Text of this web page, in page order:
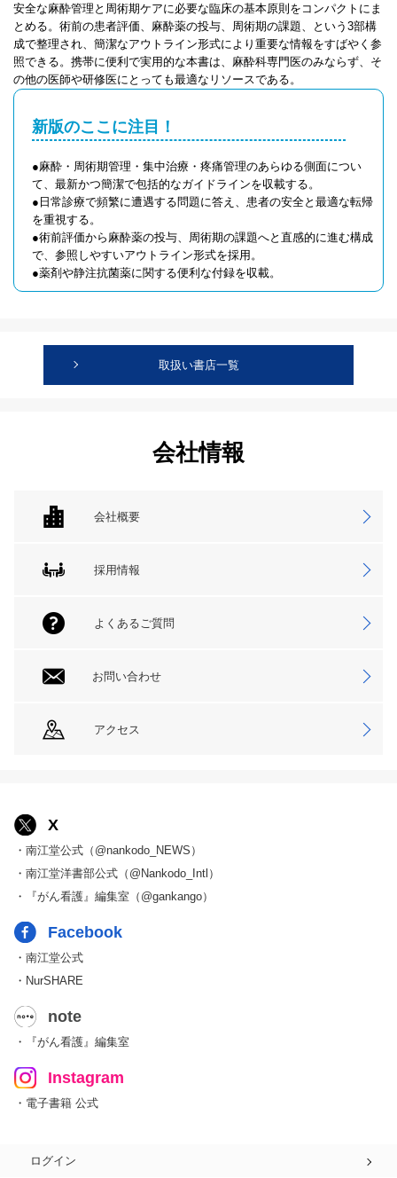
安全な麻酔管理と周術期ケアに必要な臨床の基本原則をコンパクトにま
とめる。術前の患者評価、麻酔薬の投与、周術期の課題、という3部構
成で整理され、簡潔なアウトライン形式により重要な情報をすばやく参
照できる。携帯に便利で実用的な本書は、麻酔科専門医のみならず、そ
の他の医師や研修医にとっても最適なリソースである。
新版のここに注目！
●麻酔・周術期管理・集中治療・疼痛管理のあらゆる側面につい
て、最新かつ簡潔で包括的なガイドラインを収載する。
●日常診療で頻繁に遭遇する問題に答え、患者の安全と最適な転帰
を重視する。
●術前評価から麻酔薬の投与、周術期の課題へと直感的に進む構成
で、参照しやすいアウトライン形式を採用。
●薬剤や静注抗菌薬に関する便利な付録を収載。
取扱い書店一覧
会社情報
会社概要
採用情報
よくあるご質問
お問い合わせ
アクセス
X
・南江堂公式（@nankodo_NEWS）
・南江堂洋書部公式（@Nankodo_Intl）
・『がん看護』編集室（@gankango）
Facebook
・南江堂公式
・NurSHARE
note
・『がん看護』編集室
Instagram
・電子書籍 公式
ログイン